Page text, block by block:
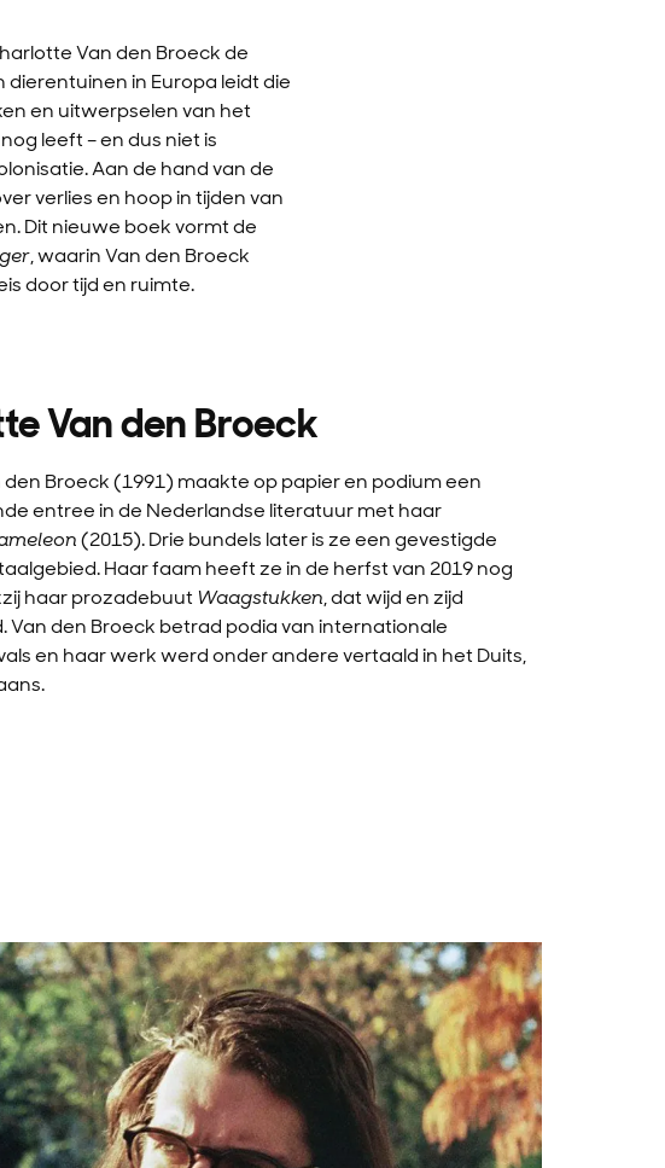
Van den Broeck de
in Europa leidt die
en uitwerpselen van het
leeft – en dus niet is
Aan de hand van de
verlies en hoop in tijden van
Dit nieuwe boek vormt de
, waarin Van den Broeck
door tijd en ruimte.
Van den Broeck
Broeck (1991) maakte op papier en podium een
entree in de Nederlandse literatuur met haar
(2015). Drie bundels later is ze een gevestigde
Haar faam heeft ze in de herfst van 2019 nog
haar prozadebuut Waagstukken, dat wijd en zijd
Van den Broeck betrad podia van internationale
en haar werk werd onder andere vertaald in het Duits,